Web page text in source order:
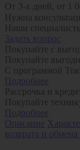
От 3-х дней, от 1
Нужна
Наши
Задать вопрос
Покупайте с
Покупайте
С программой
Подробнее
Рассрочка и кредит
Покупайте
Подробнее
Описание
возврата и обмена